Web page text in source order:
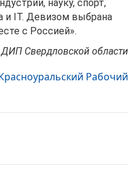
науку, спорт,
и IT. Девизом выбрана
с Россией».
Свердловской области
Рабочий